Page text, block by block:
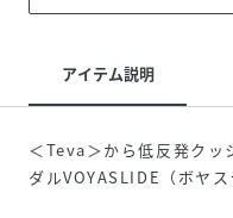
アイテム説明
＜Teva＞から低反発ク
ダルVOYASLIDE（ボヤス